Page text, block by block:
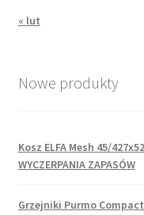
« lut
Nowe produkty
Kosz ELFA Mesh 45/
WYCZERPANIA ZAPASÓW
Grzejniki Purmo